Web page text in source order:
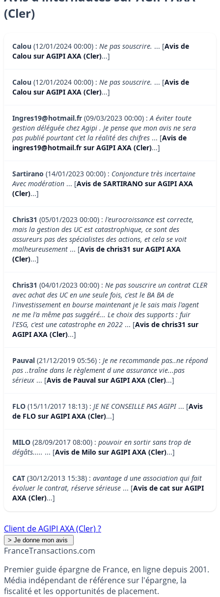
(Cler)
Calou (12/01/2024 00:00) : Ne pas souscrire. ... [Avis de
Calou sur AGIPI AXA (Cler)...]
Calou (12/01/2024 00:00) : Ne pas souscrire. ... [Avis de
Calou sur AGIPI AXA (Cler)...]
Ingres19@hotmail.fr (09/03/2023 00:00) :A éviter toute
gestion déléguée chez Agipi . Je pense que mon avis ne sera
pas publié pourtant c'et la réalité des chifres ... [Avis de
ingres19@hotmail.fr sur AGIPI AXA (Cler)...]
Sartirano (14/01/2023 00:00) : Conjoncture très incertaine
Avec modération ... [Avis de SARTIRANO sur AGIPI AXA
(Cler)...]
Chris31 (05/01/2023 00:00) : l'eurocroissance est correcte,
mais la gestion des UC est catastrophique, ce sont des
assureurs pas des spécialistes des actions, et cela se voit
malheureusement ... [Avis de chris31 sur AGIPI AXA
(Cler)...]
Chris31 (04/01/2023 00:00) : Ne pas souscrire un contrat CLER
avec achat des UC en une seule fois, c'est le BA BA de
l'investissement en bourse maintenant je le sais mais l'agent
ne me l'a même pas suggéré... Le choix des supports : fuir
l'ESG, c'est une catastrophe en 2022 ... [Avis de chris31 sur
AGIPI AXA (Cler)...]
Pauval (21/12/2019 05:56) : Je ne recommande pas..ne répond
pas ..traîne dans le règlement d une assurance vie...pas
sérieux ... [Avis de Pauval sur AGIPI AXA (Cler)...]
FLO (15/11/2017 18:13) : JE NE CONSEILLE PAS AGIPI... [Avis
de FLO sur AGIPI AXA (Cler)...]
MILO (28/09/2017 08:00) : pouvoir en sortir sans trop de
dégâts..... ... [Avis de Milo sur AGIPI AXA (Cler)...]
CAT (30/12/2013 15:38) : avantage d une association qui fait
évoluer le contrat, réserve sérieuse ... [Avis de cat sur AGIPI
AXA (Cler)...]
Client de AGIPI AXA (Cler) ?
FranceTransactions.com
Premier guide épargne de France, en ligne depuis 2001.
Média indépendant de référence sur l'épargne, la
fiscalité et les opportunités de placement.